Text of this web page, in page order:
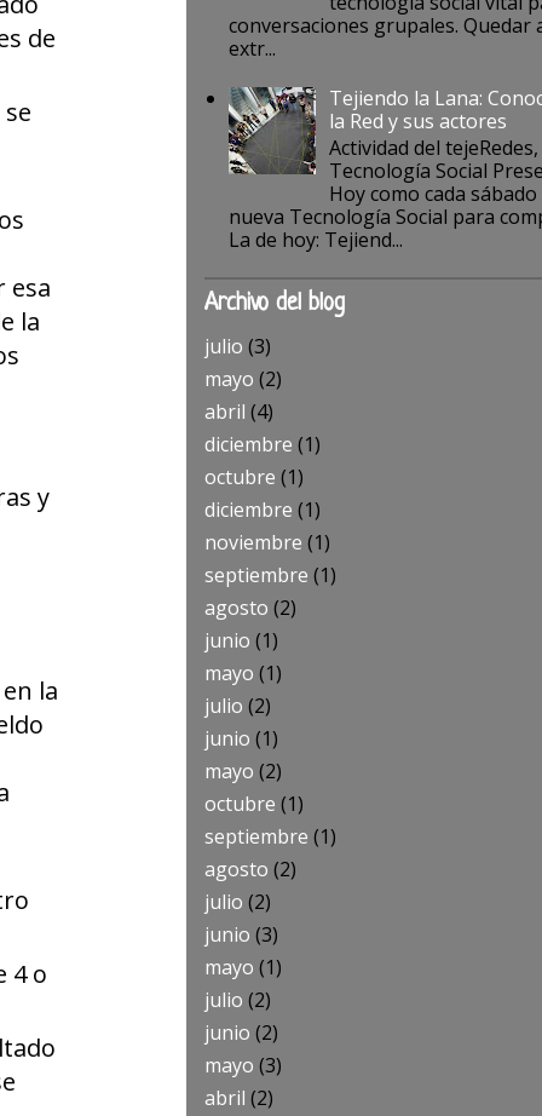
de
esa
la
y
la
4 o
conversaciones grupales. Quedar
extr...
Tejiendo la Lana:
la Red y sus actores
Actividad del tejeRedes,
Tecnología Social
Hoy como cada
nueva Tecnología Social para
La de hoy: Tejiend...
Archivo del blog
julio (3)
mayo (2)
abril (4)
diciembre (1)
octubre (1)
diciembre (1)
noviembre (1)
septiembre (1)
agosto (2)
junio (1)
mayo (1)
julio (2)
junio (1)
mayo (2)
octubre (1)
septiembre (1)
agosto (2)
julio (2)
junio (3)
mayo (1)
julio (2)
junio (2)
mayo (3)
abril (2)